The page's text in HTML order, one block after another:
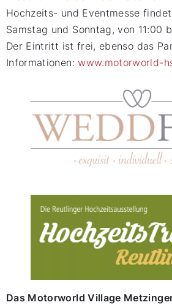
Hochzeits- und Eventmesse
Samstag und Sonntag, von 11:00
Der Eintritt ist frei, ebenso das
Informationen:www.motorworld-
Das Motorworld Village